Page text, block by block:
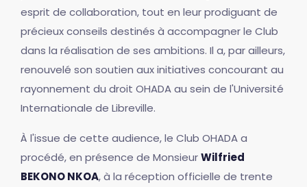
esprit de collaboration, tout en leur prodiguant de
précieux conseils destinés à accompagner le Club
dans la réalisation de ses ambitions. Il a, par ailleurs,
renouvelé son soutien aux initiatives concourant au
rayonnement du droit OHADA au sein de l'Université
Internationale de Libreville.
À l'issue de cette audience, le Club OHADA a
procédé, en présence de MonsieurWilfried
BEKONO NKOA, à la réception officielle de trente